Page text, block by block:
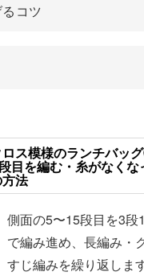
コツ
む
む
む
む
ロス模様のランチバッ
目を編む・糸がなくな
法
側面の5〜15段目を3段
で編み進め、長編み・
すじ編みを繰り返しま